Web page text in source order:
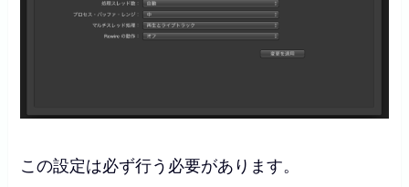
この設定は必ず行う必要があります。